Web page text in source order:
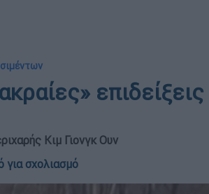
Κιμ Γιονγκ Ουν
για σχολιασμό